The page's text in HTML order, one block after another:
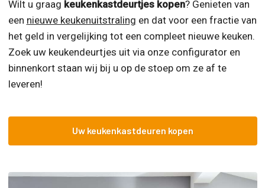
Wilt u graag keukenkastdeurtjes kopen? Genieten van
een nieuwe keukenuitstraling en dat voor een fractie van
het geld in vergelijking tot een compleet nieuwe keuken.
Zoek uw keukendeurtjes uit via onze configurator en
binnenkort staan wij bij u op de stoep om ze af te
leveren!
Uw keukenkastdeuren kopen